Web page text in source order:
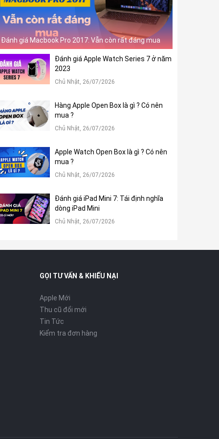
Đánh giá Macbook Pro 2017: Vẫn còn rất đáng mua
Đánh giá Apple Watch Series 7 ở năm
2023
Chủ Nhật, 26/07/2026
Hàng Apple Open Box là gì ? Có nên
mua ?
Chủ Nhật, 26/07/2026
Apple Watch Open Box là gì ? Có nên
mua ?
Chủ Nhật, 26/07/2026
Đánh giá iPad Mini 7: Tái định nghĩa
dòng iPad Mini
Chủ Nhật, 26/07/2026
GỌI TƯ VẤN & KHIẾU NẠI
Apple Mới
Thu cũ đổi mới
Tin Tức
Kiểm tra đơn hàng